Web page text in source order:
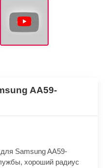
AA59-
Samsung AA59-
хороший радиус